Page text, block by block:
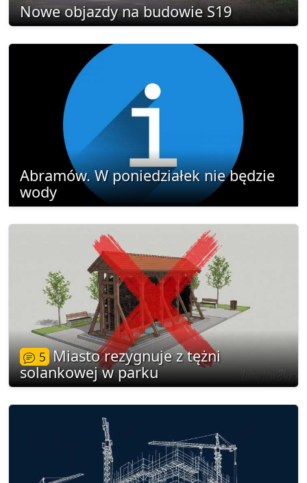
Nowe objazdy na budowie S19
Abramów. W poniedziałek nie będzie
wody
5 Miasto rezygnuje z tężni
solankowej w parku